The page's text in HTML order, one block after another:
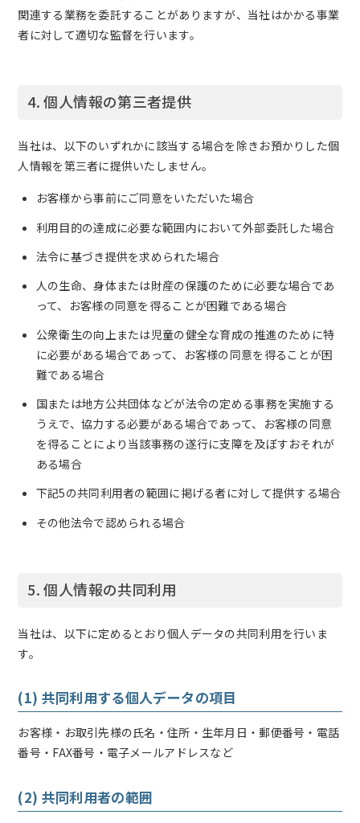
関連する業務を委託することがありますが、当社はかかる事業
者に対して適切な監督を行います。
4. 個人情報の第三者提供
当社は、以下のいずれかに該当する場合を除きお預かりした個
人情報を第三者に提供いたしません。
お客様から事前にご同意をいただいた場合
利用目的の達成に必要な範囲内において外部委託した場合
法令に基づき提供を求められた場合
人の生命、身体または財産の保護のために必要な場合であ
って、お客様の同意を得ることが困難である場合
公衆衛生の向上または児童の健全な育成の推進のために特
に必要がある場合であって、お客様の同意を得ることが困
難である場合
国または地方公共団体などが法令の定める事務を実施する
うえで、協力する必要がある場合であって、お客様の同意
を得ることにより当該事務の遂行に支障を及ぼすおそれが
ある場合
下記5の共同利用者の範囲に掲げる者に対して提供する場合
その他法令で認められる場合
5. 個人情報の共同利用
当社は、以下に定めるとおり個人データの共同利用を行いま
す。
(1) 共同利用する個人データの項目
お客様・お取引先様の氏名・住所・生年月日・郵便番号・電話
番号・FAX番号・電子メールアドレスなど
(2) 共同利用者の範囲